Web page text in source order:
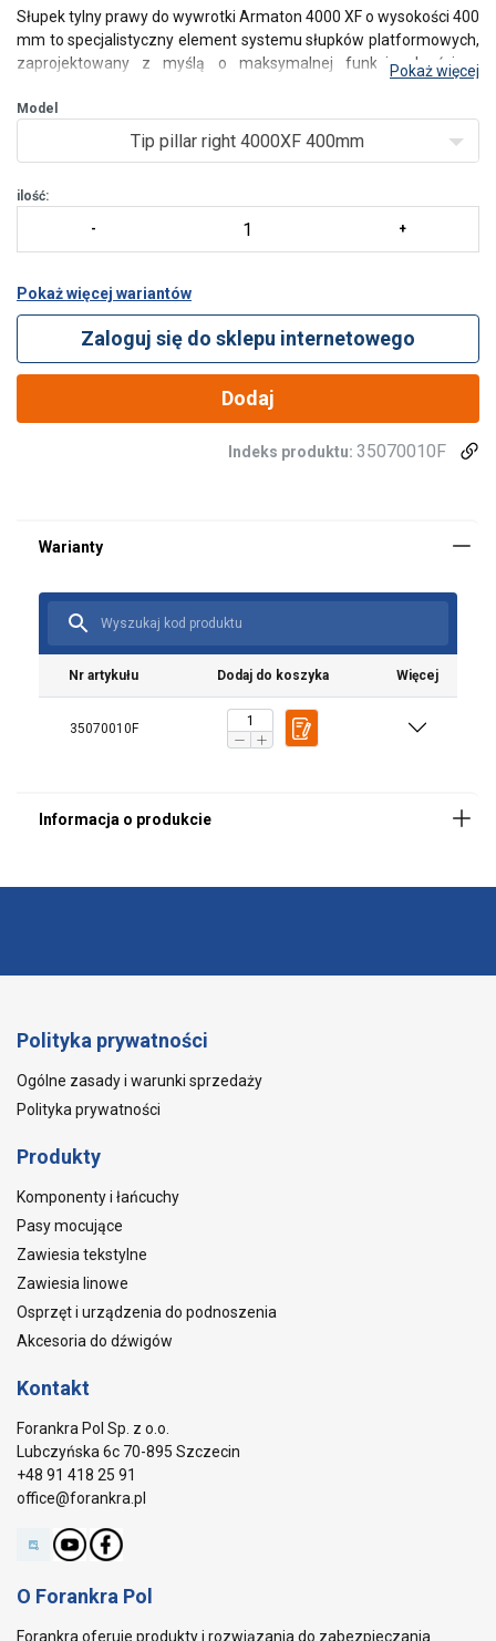
Słupek tylny prawy do wywrotki Armaton 4000 XF o wysokości 400
mm to specjalistyczny element systemu słupków platformowych,
zaprojektowany z myślą o maksymalnej funkcjonalności w
zapewnia gładką powierzchnię wewnętrzną, co zapobiega bl
Pokaż więcej
Model
Tip pillar right 4000XF 400mm
ilość:
Pokaż więcej wariantów
Zaloguj się do sklepu internetowego
Dodaj
Indeks produktu: 35070010F
Nr artykułu Dodaj do koszyka Więcej
35070010F
Polityka prywatności
Ogólne zasady i warunki sprzedaży
Polityka prywatności
Produkty
Komponenty i łańcuchy
Pasy mocujące
Zawiesia tekstylne
Zawiesia linowe
Osprzęt i urządzenia do podnoszenia
Akcesoria do dźwigów
Kontakt
Forankra Pol Sp. z o.o.
Lubczyńska 6c 70-895 Szczecin
+48 91 418 25 91
office@forankra.pl
O Forankra Pol
Forankra oferuje produkty i rozwiązania do zabezpieczania